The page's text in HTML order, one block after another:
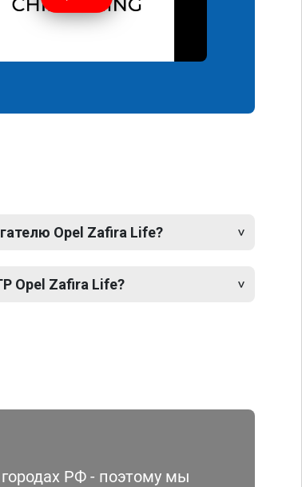
Opel Zafira Life?
Opel Zafira Life?
РФ - поэтому мы